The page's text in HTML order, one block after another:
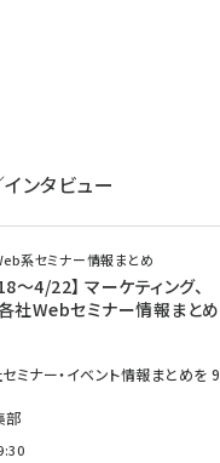
ンタビュー
系セミナー情報まとめ
～4/22】 マーケティング、
社Webセミナー情報まとめ
ミナー・イベント情報まとめ
部